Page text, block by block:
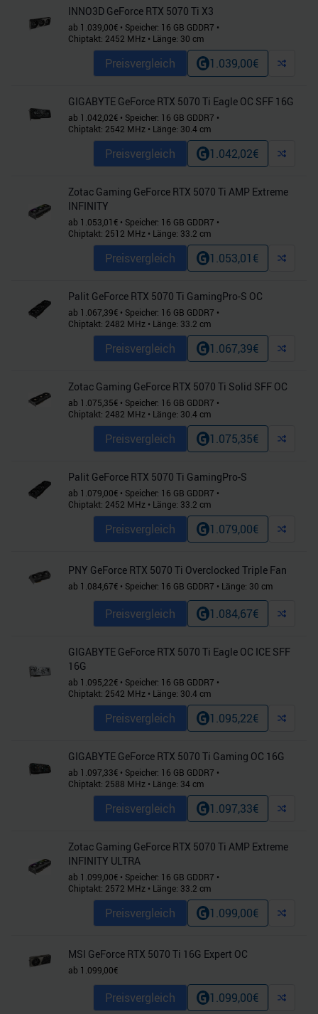
INNO3D GeForce RTX 5070 Ti X3
ab 1.039,00€ • Speicher: 16 GB GDDR7 •
Chiptakt: 2452 MHz • Länge: 30 cm
Preisvergleich 1.039,00€
GIGABYTE GeForce RTX 5070 Ti Eagle OC SFF 16G
ab 1.042,02€ • Speicher: 16 GB GDDR7 •
Chiptakt: 2542 MHz • Länge: 30.4cm
Preisvergleich 1.042,02€
Zotac Gaming GeForce RTX 5070 Ti AMP Extreme
INFINITY
ab 1.053,01€ • Speicher: 16 GB GDDR7 •
Chiptakt: 2512 MHz • Länge: 33.2 cm
Preisvergleich 1.053,01 €
Palit GeForce RTX 5070 Ti GamingPro-S OC
ab 1.067,39€ • Speicher: 16 GB GDDR7 •
Chiptakt: 2482 MHz • Länge: 33.2 cm
Preisvergleich 1.067,39€
Zotac Gaming GeForce RTX 5070 Ti Solid SFF OC
ab 1.075,35€ • Speicher: 16 GB GDDR7 •
Chiptakt: 2482 MHz • Länge: 30.4cm
Preisvergleich 1.075,35€
Palit GeForce RTX 5070 Ti GamingPro-S
ab 1.079,00€ • Speicher: 16 GB GDDR7 •
Chiptakt: 2452 MHz • Länge: 33.2 cm
Preisvergleich 1.079,00€
PNY GeForce RTX 5070 Ti Overclocked Triple Fan
ab 1.084,67€ • Speicher: 16 GB GDDR7 • Länge: 30 cm
Preisvergleich 1.084,67€
GIGABYTE GeForce RTX 5070 Ti Eagle OC ICE SFF
16G
ab 1.095,22€ • Speicher: 16 GB GDDR7 •
Chiptakt: 2542 MHz • Länge: 30.4cm
Preisvergleich 1.095,22€
GIGABYTE GeForce RTX 5070 Ti Gaming OC 16G
ab 1.097,33€ • Speicher: 16 GB GDDR7 •
Chiptakt: 2588 MHz • Länge: 34cm
Preisvergleich 1.097,33€
Zotac Gaming GeForce RTX 5070 Ti AMP Extreme
INFINITY ULTRA
ab 1.099,00€ • Speicher: 16 GB GDDR7 •
Chiptakt: 2572 MHz • Länge: 33.2 cm
Preisvergleich 1.099,00€
MSI GeForce RTX 5070 Ti 16G Expert OC
ab 1.099,00€
Preisvergleich 1.099,00€